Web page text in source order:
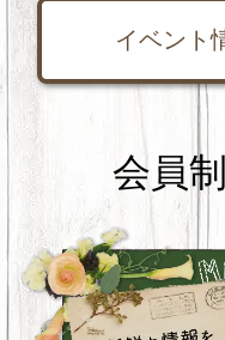
イベント
会員